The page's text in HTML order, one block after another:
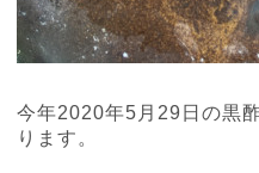
今年2020年5月29日の黒
ります。